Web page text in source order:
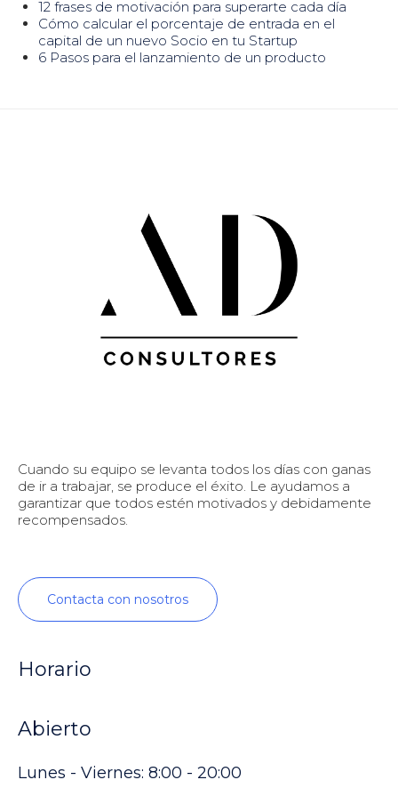
12 frases de motivación para superarte cada día
Cómo calcular el porcentaje de entrada en el
capital de un nuevo Socio en tu Startup
6 Pasos para el lanzamiento de un producto
Cuando su equipo se levanta todos los días con ganas
de ir a trabajar, se produce el éxito. Le ayudamos a
garantizar que todos estén motivados y debidamente
recompensados.
Contacta con nosotros
Horario
Abierto
Lunes - Viernes: 8:00 - 20:00